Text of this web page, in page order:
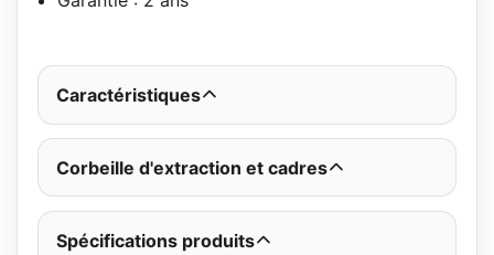
Caractéristiques
Corbeille d'extraction et cadres
Spécifications produits